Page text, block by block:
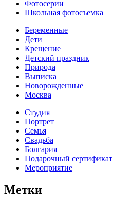
Фотосерии
Школьная фотосъемка
Беременные
Дети
Крещение
Детский праздник
Природа
Выписка
Новорожденные
Москва
Студия
Портрет
Семья
Свадьба
Болгария
Подарочный сертификат
Мероприятие
Метки